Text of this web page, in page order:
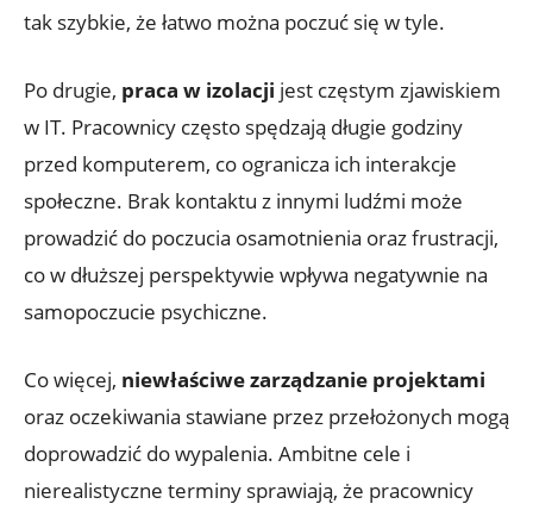
tak szybkie, że łatwo można poczuć się w tyle.
Po drugie, praca w izolacji jest częstym zjawiskiem
w IT. Pracownicy często spędzają długie godziny
przed komputerem, co ogranicza ich interakcje
społeczne. Brak kontaktu z innymi ludźmi może
prowadzić do poczucia osamotnienia oraz frustracji,
co w dłuższej perspektywie wpływa negatywnie na
samopoczucie psychiczne.
Co więcej, niewłaściwe zarządzanie projektami
oraz oczekiwania stawiane przez przełożonych mogą
doprowadzić do wypalenia. Ambitne cele i
nierealistyczne terminy sprawiają, że pracownicy